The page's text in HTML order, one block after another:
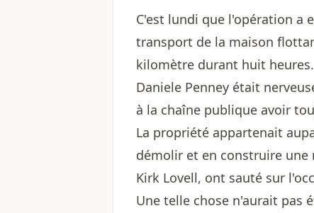
C'est lundi que l'opération a
transport de la maison
kilomètre durant huit heures.
Daniele Penney était
à la chaîne publique avoir
La propriété appartenait
démolir et en construire une
Kirk Lovell, ont sauté sur
Une telle chose n'aurait pas